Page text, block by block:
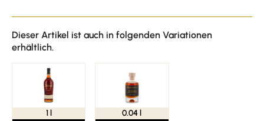
Dieser Artikel ist auch in folgenden Variationen
erhältlich.
1 l 0.04 l